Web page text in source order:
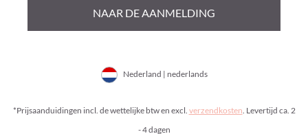
NAAR DE AANMELDING
Nederland | nederlands
*Prijsaanduidingen incl. de wettelijke btw en excl. verzendkosten. Levertijd ca. 2
- 4 dagen